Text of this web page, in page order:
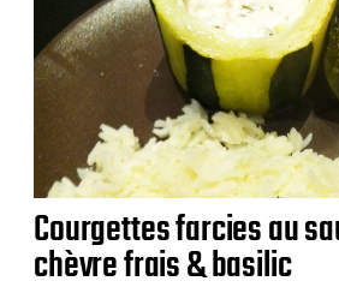
Courgettes farcies au
chèvre frais & basilic